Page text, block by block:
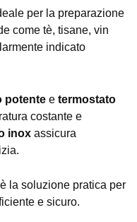
per la preparazione
come tè, tisane, vin
indicato
potente e termostato
costante e
inox assicura
la soluzione pratica per
e sicuro.